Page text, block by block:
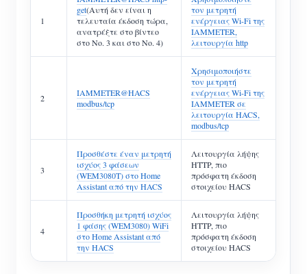
1
get(Αυτή δεν είναι η
τελευταία έκδοση τώρα,
ανατρέξτε στο βίντεο
στο Νο. 3 και στο Νο. 4)
τον μετρητή
ενέργειας Wi-Fi της
IAMMETER,
λειτουργία http
2
IAMMETER@HACS
modbus/tcp
Χρησιμοποιήστε
τον μετρητή
ενέργειας Wi-Fi της
IAMMETER σε
λειτουργία HACS,
modbus/tcp
3
Προσθέστε έναν μετρητή
ισχύος 3 φάσεων
(WEM3080T) στο Home
Assistant από την HACS
Λειτουργία λήψης
HTTP, πιο
πρόσφατη έκδοση
στοιχείου HACS
4
Προσθήκη μετρητή ισχύος
1 φάσης (WEM3080) WiFi
στο Home Assistant από
την HACS
Λειτουργία λήψης
HTTP, πιο
πρόσφατη έκδοση
στοιχείου HACS